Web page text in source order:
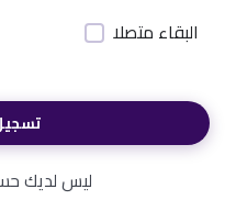
البقاء متصلا
ليس لديك